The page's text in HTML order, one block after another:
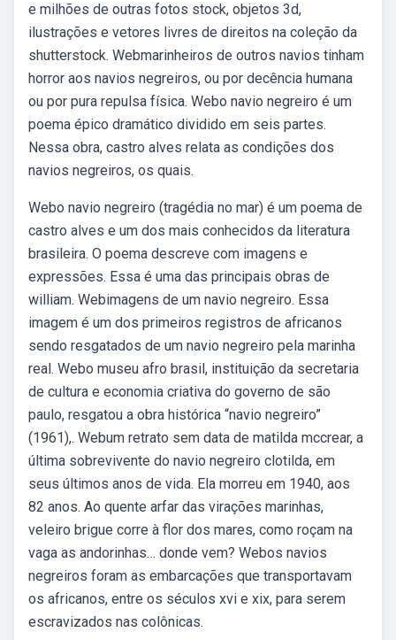
e milhões de outras fotos stock, objetos 3d,
ilustrações e vetores livres de direitos na coleção da
shutterstock. Webmarinheiros de outros navios tinham
horror aos navios negreiros, ou por decência humana
ou por pura repulsa física. Webo navio negreiro é um
poema épico dramático dividido em seis partes.
Nessa obra, castro alves relata as condições dos
navios negreiros, os quais.
Webo navio negreiro (tragédia no mar) é um poema de
castro alves e um dos mais conhecidos da literatura
brasileira. O poema descreve com imagens e
expressões. Essa é uma das principais obras de
william. Webimagens de um navio negreiro. Essa
imagem é um dos primeiros registros de africanos
sendo resgatados de um navio negreiro pela marinha
real. Webo museu afro brasil, instituição da secretaria
de cultura e economia criativa do governo de são
paulo, resgatou a obra histórica “navio negreiro”
(1961),. Webum retrato sem data de matilda mccrear, a
última sobrevivente do navio negreiro clotilda, em
seus últimos anos de vida. Ela morreu em 1940, aos
82 anos. Ao quente arfar das virações marinhas,
veleiro brigue corre à flor dos mares, como roçam na
vaga as andorinhas… donde vem? Webos navios
negreiros foram as embarcações que transportavam
os africanos, entre os séculos xvi e xix, para serem
escravizados nas colônicas.